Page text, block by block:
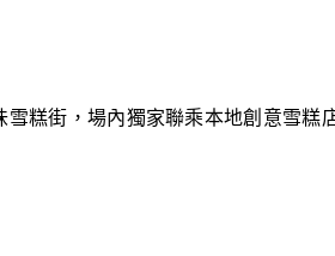
糕街，場內獨家聯乘本地創意雪糕